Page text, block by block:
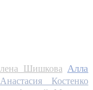
Шишкова Алла
Анастасия Костенко